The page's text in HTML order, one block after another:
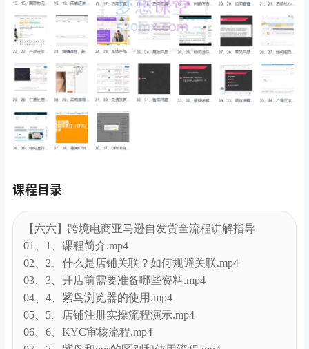
课程目录
【六六】跨境电商亚马逊自发货全流程讲解指导
01、1、课程简介.mp4
02、2、什么是店铺关联？如何规避关联.mp4
03、3、开店前需要准备哪些资料.mp4
04、4、紫鸟浏览器的使用.mp4
05、5、店铺注册实操流程演示.mp4
06、6、KYC审核流程.mp4